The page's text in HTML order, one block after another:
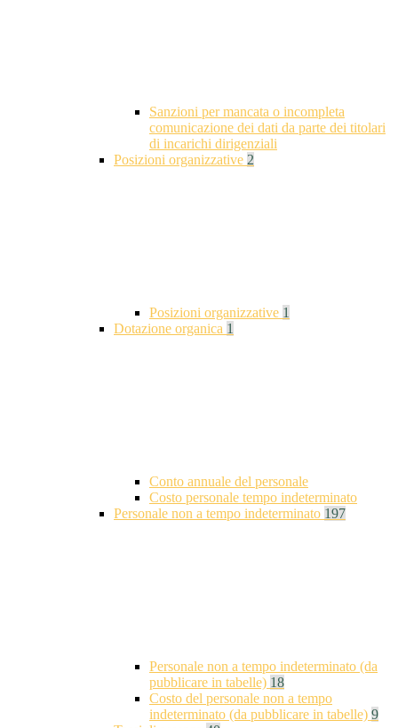
Sanzioni per mancata o incompleta
comunicazione dei dati da parte dei titolari
di incarichi dirigenziali
Posizioni organizzative 2
Posizioni organizzative 1
Dotazione organica 1
Conto annuale del personale
Costo personale tempo indeterminato
Personale non a tempo indeterminato 197
Personale non a tempo indeterminato (da
pubblicare in tabelle) 18
Costo del personale non a tempo
indeterminato (da pubblicare in tabelle) 9